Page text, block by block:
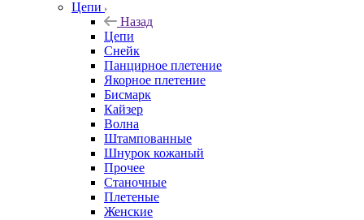
Цепи
Назад
Цепи
Снейк
Панцирное плетение
Якорное плетение
Бисмарк
Кайзер
Волна
Штампованные
Шнурок кожаный
Прочее
Станочные
Плетеные
Женские